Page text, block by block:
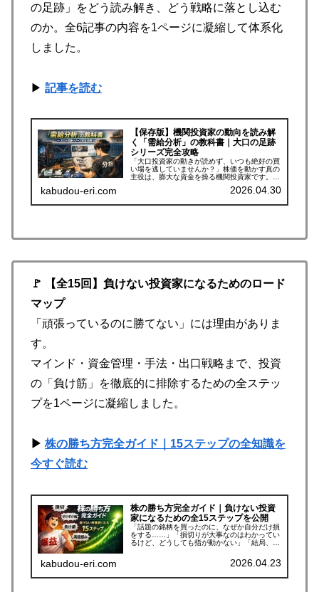
の足跡」をどう読み解き、どう戦略に落とし込む
のか。全6記事の内容を1ページに凝縮して体系化
しました。
▶ 記事を読む
【保存版】機関投資家の動向を読み解
く「需給分析」の教科書｜大口の足跡
シリーズ完全攻略
「大口投資家の動きが読めず、いつも絶好の買
い場を逃していませんか？」株価を動かす真の
主役は、膨大な資金を操る機関投資家です。彼
とができれば、個人投資家でも相場の波に乗
kabudou-eri.com 2026.04.30
🚩 【全15回】負けない投資家になるためのロード
マップ
「頑張っているのに勝てない」には理由がありま
す。
マインド・資金管理・手法・出口戦略まで、投資
の「負け筋」を徹底的に排除するための全ステッ
プを1ページに凝縮しました。
▶ 株の勝ち方完全ガイド｜15ステップの全知識を
今すぐ読む
株の勝ち方完全ガイド｜負けない投資
家になるための全15ステップを公開
「話題の銘柄を買ったのに、なぜか自分だけ損
をする……」「損切りが大事なのはわかってい
るけど、どうしても指が動かない」「結局、株
なたが今、暗闇の中で出口を探しているような
状態なら、このページが「投資の...
kabudou-eri.com 2026.04.23